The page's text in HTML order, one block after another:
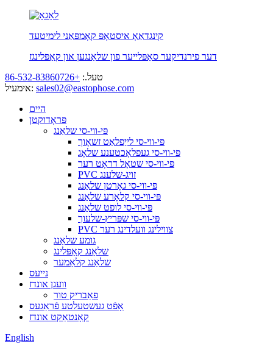
קינגדאַאָ איסטאָפּ קאָמפּאַני לימיטעד
דער פירנדיקער סאַפּלייער פון שלאַנגען און קאַפּלינגז
טעל.: +86-532-83860726
אימעיל: sales02@eastophose.com
היים
פּראָדוקטן
פּי-ווי-סי שלאַנג
פּי-ווי-סי לייַפלאַט זשאָוך
פּי-ווי-סי געפלאָכטענע שלאָג
פּי-ווי-סי שטאָל דראָט רער
PVC זויג-שלענג
פּי-ווי-סי גאָרטן שלאַנג
פּי-ווי-סי קלאָרע שלאַנג
פּי-ווי-סי לופט שלאַנג
פּי-ווי-סי שפּריץ-שלעוך
PVC צווילינג וועלדינג רער
גומע שלאַנג
שלאַנג קאַפּלינג
שלאַנג קלאַמער
נייעס
וועגן אונדז
פאַבריק טור
אָפֿט געשטעלטע פֿראַגעס
קאָנטאַקט אונדז
English